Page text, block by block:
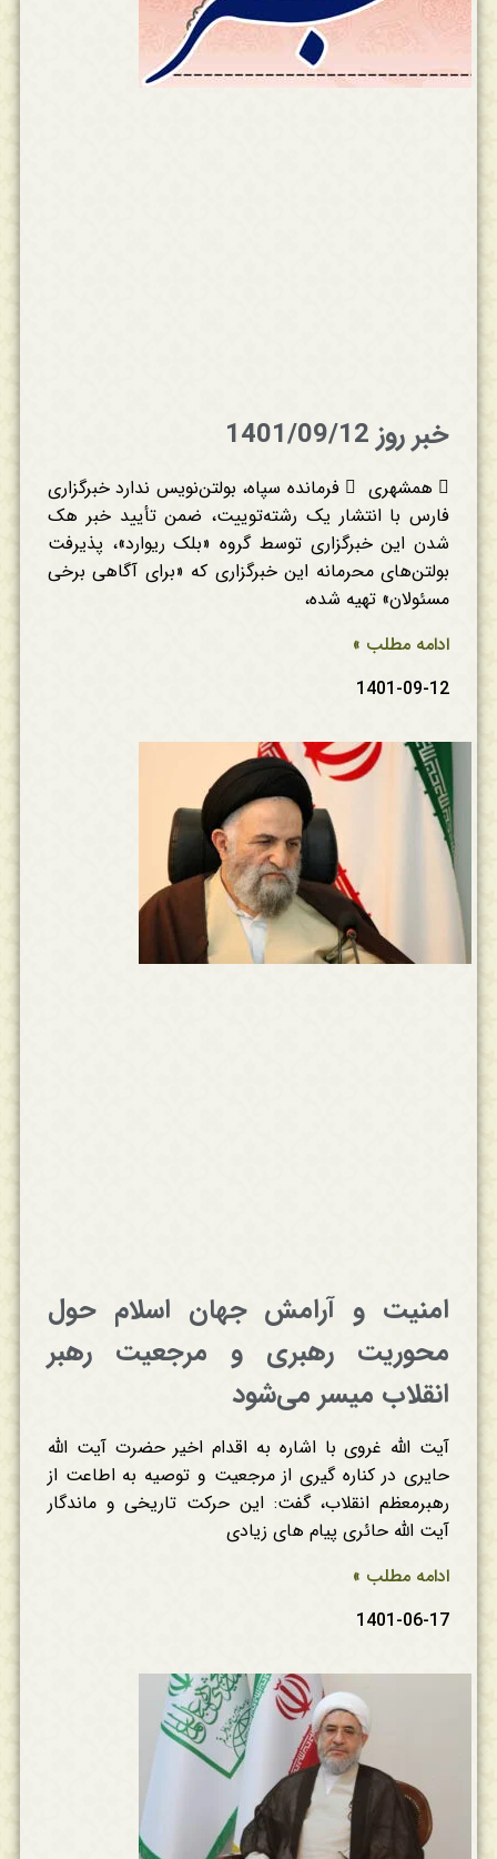
خبر روز 1401/09/12
 همشهری  فرمانده سپاه، بولتن‌نویس ندارد خبرگزاری
فارس با انتشار یک رشته‌توییت، ضمن تأیید خبر هک
شدن این خبرگزاری توسط گروه «بلک ریوارد»، پذیرفت
بولتن‌های محرمانه این خبرگزاری که «برای آگاهی برخی
مسئولان» تهیه شده،
ادامه مطلب »
1401-09-12
امنیت و آرامش جهان اسلام حول
محوریت رهبری و مرجعیت رهبر
انقلاب میسر می‌شود
آیت الله غروی با اشاره به اقدام اخیر حضرت آیت الله
حایری در کناره گیری از مرجعیت و توصیه به اطاعت از
رهبرمعظم انقلاب، گفت: این حرکت تاریخی و ماندگار
آیت الله حائری پیام های زیادی
ادامه مطلب »
1401-06-17